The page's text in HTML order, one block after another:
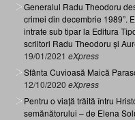
Generalul Radu Theodoru
crimei din decembrie 1989”.
intrate sub tipar la Editura
scriitori Radu Theodoru și
19/01/2021 eXpress
Sfânta Cuvioasă Maică
12/10/2020 eXpress
Pentru o viață trăită întru
semănătorului – de Elena